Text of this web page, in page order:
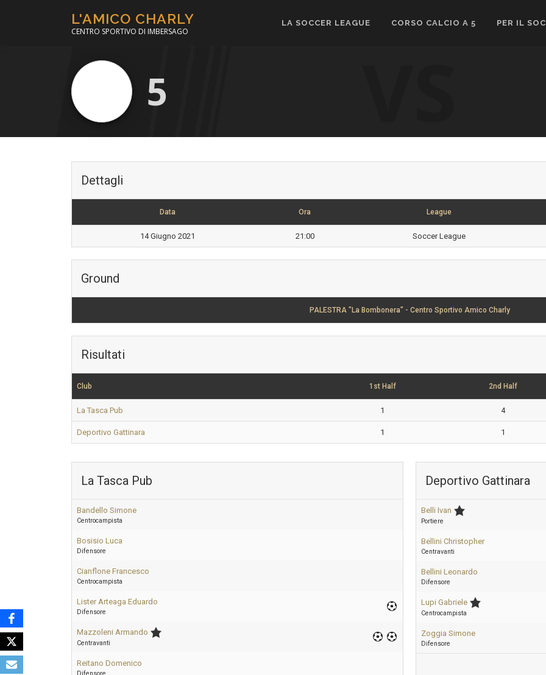
L'AMICO CHARLY
CENTRO SPORTIVO DI IMBERSAGO
LA SOCCER LEAGUE CORSO CALCIO A 5 PER IL
5
Dettagli
Data Ora League
14 Giugno 2021 21:00 Soccer League
Ground
PALESTRA "La Bombonera" - Centro Sportivo Amico Charly
Risultati
Club 1st Half 2nd Half
La Tasca Pub 1 4
Deportivo Gattinara 1 1
La Tasca Pub
Bandello Simone
Centrocampista
Bosisio Luca
Difensore
Cianflone Francesco
Centrocampista
Lister Arteaga Eduardo
Difensore
Mazzoleni Armando
Centravanti
Reitano Domenico
Deportivo Gattinara
Belli Ivan
Portiere
Bellini Christopher
Centravanti
Bellini Leonardo
Difensore
Lupi Gabriele
Centrocampista
Zoggia Simone
Difensore